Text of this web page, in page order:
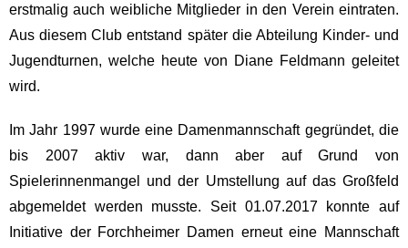
erstmalig auch weibliche Mitglieder in den Verein eintraten.
Aus diesem Club entstand später die Abteilung Kinder- und
Jugendturnen, welche heute von Diane Feldmann geleitet
wird.
Im Jahr 1997 wurde eine Damenmannschaft gegründet, die
bis 2007 aktiv war, dann aber auf Grund von
Spielerinnenmangel und der Umstellung auf das Großfeld
abgemeldet werden musste. Seit 01.07.2017 konnte auf
Initiative der Forchheimer Damen erneut eine Mannschaft